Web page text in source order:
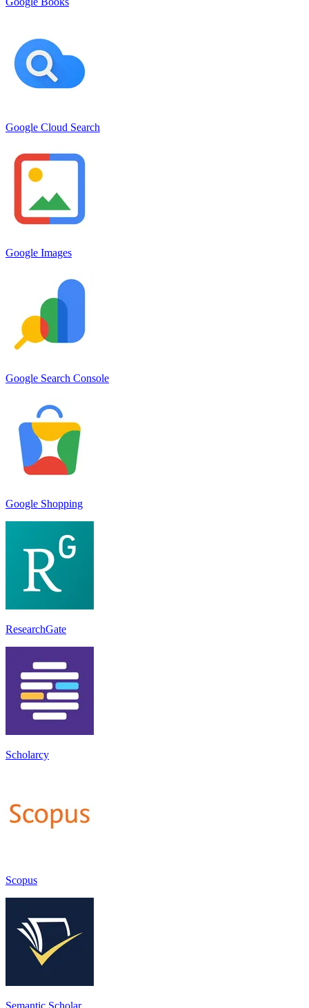
Google Cloud Search
Google Images
Google Search Console
Google Shopping
ResearchGate
Scholarcy
Scopus
Semantic Scholar